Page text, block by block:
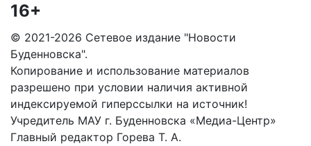
16+
© 2021-2026 Сетевое издание "Новости
Буденновска".
Копирование и использование материалов
разрешено при условии наличия активной
индексируемой гиперссылки на источник!
Учредитель МАУ г. Буденновска «Медиа-Центр»
Главный редактор Горева Т. А.